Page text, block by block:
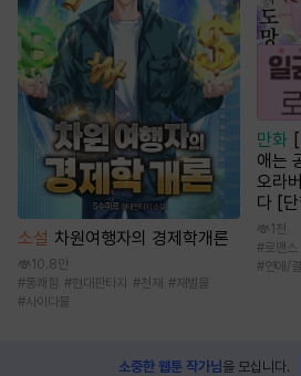
소설 차원여행자의 경제학개론
10.8만
#통쾌함 #현대판타지 #천재 # 재벌물
#사이다물
만화
애는
오라
다 [단
1천
#로맨스
#연애/
소중한 웹툰 작가님을 모십니다.